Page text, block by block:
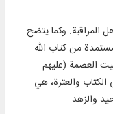
المراقبة. وكما يتضح
من كتاب الله
العصمة (عليهم
الكتاب والعترة، هي
والزهد.